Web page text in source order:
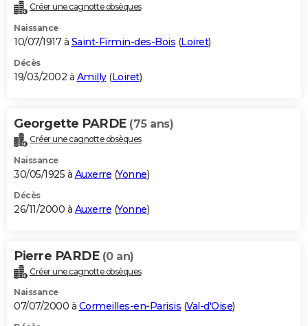
Créer une cagnotte obsèques
Naissance
10/07/1917 à Saint-Firmin-des-Bois (Loiret)
Décès
19/03/2002 à Amilly(Loiret)
Georgette PARDE (75 ans)
Créer une cagnotte obsèques
Naissance
30/05/1925 à Auxerre (Yonne)
Décès
26/11/2000 à Auxerre (Yonne)
Pierre PARDE (0 an)
Créer une cagnotte obsèques
Naissance
07/07/2000 à Cormeilles-en-Parisis (Val-d'Oise)